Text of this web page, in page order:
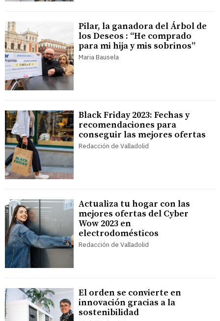
Pilar, la ganadora del Árbol de
los Deseos : “He comprado
para mi hija y mis sobrinos”
Maria Bausela
Black Friday 2023: Fechas y
recomendaciones para
conseguir las mejores ofertas
Redacción de Valladolid
Actualiza tu hogar con las
mejores ofertas del Cyber
Wow 2023 en
electrodomésticos
Redacción de Valladolid
El orden se convierte en
innovación gracias a la
sostenibilidad